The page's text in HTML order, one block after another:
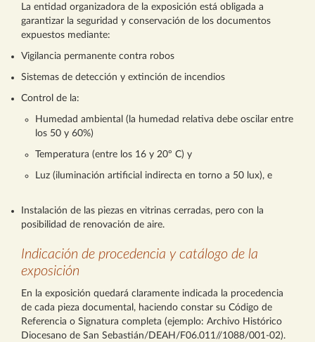
La entidad organizadora de la exposición está obligada a
garantizar la seguridad y conservación de los documentos
expuestos mediante:
Vigilancia permanente contra robos
Sistemas de detección y extinción de incendios
Control de la:
Humedad ambiental (la humedad relativa debe oscilar entre
los 50 y 60%)
Temperatura (entre los 16 y 20º C) y
Luz (iluminación artificial indirecta en torno a 50 lux), e
Instalación de las piezas en vitrinas cerradas, pero con la
posibilidad de renovación de aire.
Indicación de procedencia y catálogo de la
exposición
En la exposición quedará claramente indicada la procedencia
de cada pieza documental, haciendo constar su Código de
Referencia o Signatura completa (ejemplo: Archivo Histórico
Diocesano de San Sebastián/DEAH/F06.011//1088/001-02).